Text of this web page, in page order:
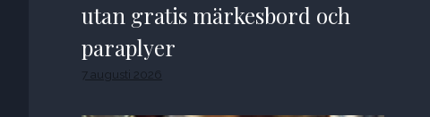
utan gratis märkesbord och
paraplyer
7 augusti 2026